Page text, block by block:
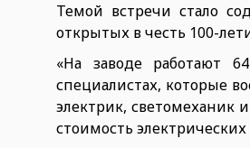
Темой встречи стало
открытых в честь 100-
«На заводе работают
специалистах, которые
электрик, светомеханик
стоимость